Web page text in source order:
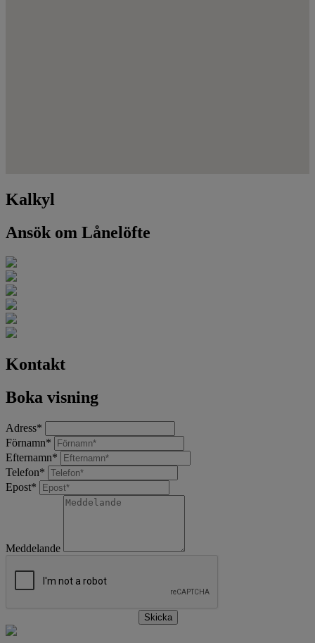
Kalkyl
Ansök om Lånelöfte
Kontakt
Boka visning
Adress*
Förnamn*
Efternamn*
Telefon*
Epost*
Meddelande
Skicka